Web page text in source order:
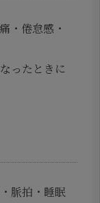
・倦怠感・
ったときに
脈拍・睡眠